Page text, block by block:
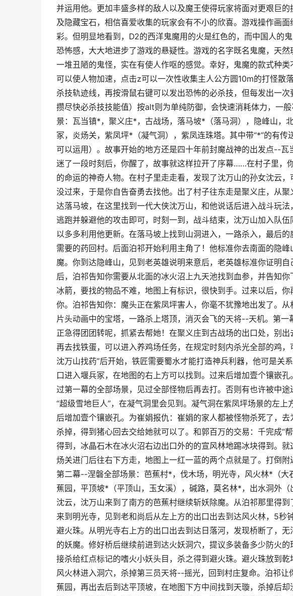
并运用他。更加丰盛多样的敌人以及魔王使得玩家将面对更艰巨
及隐藏宝石，相信喜爱收集的玩家会有不小的欣喜。游戏操作画
彩。但明显地看到，D2的西洋鬼魔用的火是红色的，而中国人的
恐怖感，大大地进步了游戏的悬疑性。游戏的名字既名鬼魔，天
一堆丑陋的鬼怪，实在有使人作呕的感觉。幸好，鬼魔的款式种
可以使人物加速，点击z可以一次性收集主人公方圆10m的打怪
杀技轨迹线，再按滑鼠右键可以发出恐怖的必杀技，但每发出一
攒尽快必杀技技能值）按alt则为单纯防御，会快速消耗体力，一
景：瓦当镇*，聚义庄*，古战场，落马坡*（落马洞），隐峰山，
冢，炎炀关，紫凤坪*（凝气洞），紫凤连珠塔。其中带“*”的有
可以运用）。故事开始的地方还是四十年前封魔战神的出发点--
迷了一段时刻后，你醒了，故事就这样拉开了序幕……在村子里，
的命运的神奇人物。在村子里走走看，发现了沈万山的孙女沈云
没过来，于是你自告奋勇去找他。出了村子往东走是聚义庄，从
达落马坡，在这里找到一代大侠沈万山，和他说话后进入战斗玩
逃跑并躲避他的攻击即可，时刻一到，战斗结束，沈万山加入队
以多多利用他更新。在落马坡上找到山洞进入，一路杀入，最后
需要的药回村。后面泊祁开始利用主角了！他标准你去南面的隐
魔。你到达隐峰山，见到老英雄说明来意后，老英雄标准你证明
后，泊祁告知你需要从北面的冰火沼上九天池找到血参，并告知
冰箭，要找的物品不难，地图上有标识，很快到手。过来以后，
你。泊祁告知你：魔头正在紫凤坪害人，你毫不犹豫地出发了。
片头动画中的宝塔，一路杀上塔顶，消灭会飞的天将--天机。第
正急得团团转呢，抓紧去帮她！在聚义庄到古战场的出口处，别
再去找铁蛋，可以进入养鸡场任务，在规定时刻内杀光全部的鸡
沈万山找药”后开始，铁匠需要蜀水才能打造神兵利器，他可是关
口进入堰兵冢，在地图的右上方可以找到。过来后增加壹个镶嵌
过第一幕的全部场景，见过全部怪物后再去打。否则有也许被中
“超级雪地巨人”，在凝气洞里会见到。凝气洞在紫凤坪场景的左
后增加壹个镶嵌孔。为崔娟报仇：崔娟的家人都被怪物杀死了，
杀掉，得到猪心回去交给她就可以了。和郭百万的交易：千完成“
得到，冰晶石木在冰火沼右边出口外的的宣风林地踢冰块得到。
炀关进门后往右下方走，地图上一红一蓝的两个点就是了。打倒附
第二幕--涅磐全部场景：芭蕉村*，伐木场，明光寺，风火林*（
蕉园，平顶坡*（平顶山，玉女溪），碱路，莫名林*，出水洞外（
沈云，沈万山来到了南方的芭蕉村继续斩妖除魔。从泊祁那里得
来到明光寺，见到老和尚后从左上方的出口出去到达风火林，5秒
避火珠。从明光寺右上方的出口出去到达日落河，发现桥断了，
的妖魔。修好桥后继续前进到达火妖洞穴，提议多装备多少防火
接杀给红点标记的嗜火小妖头目，杀之得到避火珠。避火珠放到
风火林进入洞穴，杀掉第三员天将--摇光，回到村庄复命。泊祁
蕉园，再出去后到达平顶坡，在地图下方中间找到天璇，杀掉后